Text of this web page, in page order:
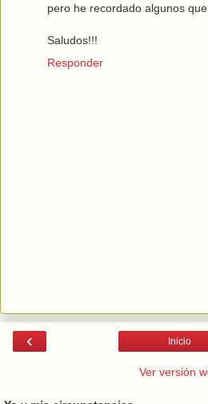
pero he recordado algunos
Saludos!!!
Responder
‹ Inicio
Ver versión